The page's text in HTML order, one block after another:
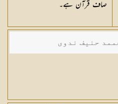
صاف قرآن ہے۔
حنیف ندوی